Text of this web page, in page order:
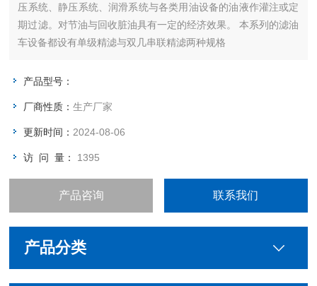
压系统、静压系统、润滑系统与各类用油设备的油液作灌注或定
期过滤。对节油与回收脏油具有一定的经济效果。 本系列的滤油
车设备都设有单级精滤与双几串联精滤两种规格
产品型号：
厂商性质：生产厂家
更新时间： 2024-08-06
访 问 量： 1395
产品咨询 联系我们
产品分类